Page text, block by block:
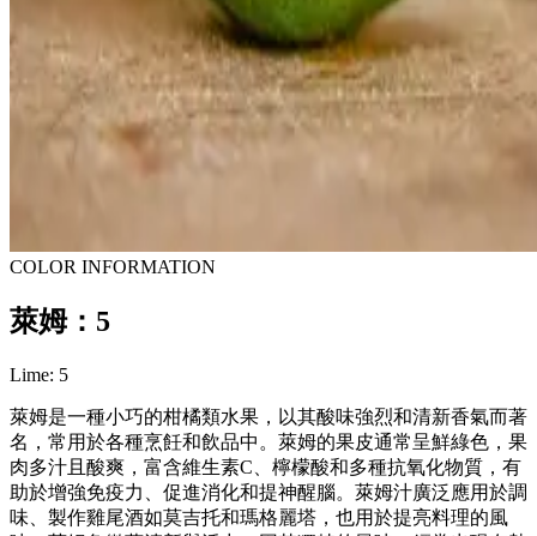
COLOR INFORMATION
萊姆：5
Lime: 5
萊姆是一種小巧的柑橘類水果，以其酸味強烈和清新香氣而著
名，常用於各種烹飪和飲品中。萊姆的果皮通常呈鮮綠色，果
肉多汁且酸爽，富含維生素C、檸檬酸和多種抗氧化物質，有
助於增強免疫力、促進消化和提神醒腦。萊姆汁廣泛應用於調
味、製作雞尾酒如莫吉托和瑪格麗塔，也用於提亮料理的風